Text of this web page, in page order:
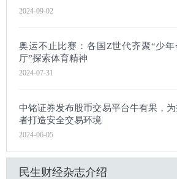
2024-09-02
奥运不止比赛：各国Z世代齐聚“少年
厅”探索体育精神
2024-07-31
中铭证券发布股币交易平台牛有果，为
者打造安全交易环境
2024-06-05
民生财经杂志介绍